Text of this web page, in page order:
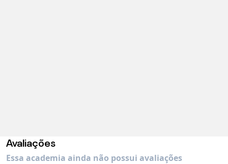
Avaliações
Essa academia ainda não possui avaliações